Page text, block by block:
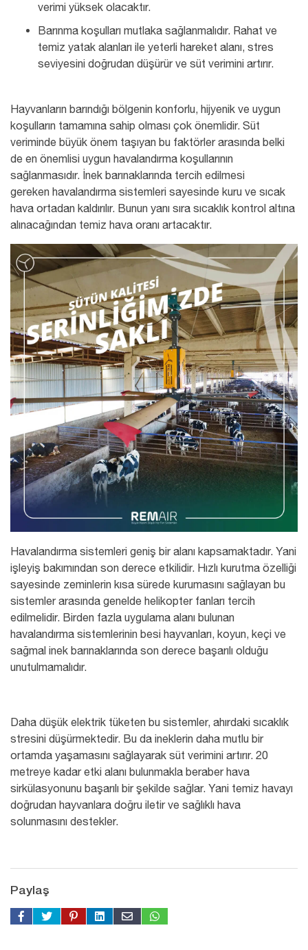
verimi yüksek olacaktır.
Barınma koşulları mutlaka sağlanmalıdır. Rahat ve
temiz yatak alanları ile yeterli hareket alanı, stres
seviyesini doğrudan düşürür ve süt verimini artırır.
Hayvanların barındığı bölgenin konforlu, hijyenik ve uygun
koşulların tamamına sahip olması çok önemlidir. Süt
veriminde büyük önem taşıyan bu faktörler arasında belki
de en önemlisi uygun havalandırma koşullarının
sağlanmasıdır. İnek barınaklarında tercih edilmesi
gereken havalandırma sistemleri sayesinde kuru ve sıcak
hava ortadan kaldırılır. Bunun yanı sıra sıcaklık kontrol altına
alınacağından temiz hava oranı artacaktır.
Havalandırma sistemleri geniş bir alanı kapsamaktadır. Yani
işleyiş bakımından son derece etkilidir. Hızlı kurutma özelliği
sayesinde zeminlerin kısa sürede kurumasını sağlayan bu
sistemler arasında genelde helikopter fanları tercih
edilmelidir. Birden fazla uygulama alanı bulunan
havalandırma sistemlerinin besi hayvanları, koyun, keçi ve
sağmal inek barınaklarında son derece başarılı olduğu
unutulmamalıdır.
Daha düşük elektrik tüketen bu sistemler, ahırdaki sıcaklık
stresini düşürmektedir. Bu da ineklerin daha mutlu bir
ortamda yaşamasını sağlayarak süt verimini artırır. 20
metreye kadar etki alanı bulunmakla beraber hava
sirkülasyonunu başarılı bir şekilde sağlar. Yani temiz havayı
doğrudan hayvanlara doğru iletir ve sağlıklı hava
solunmasını destekler.
Paylaş